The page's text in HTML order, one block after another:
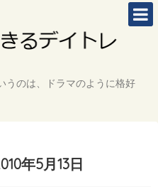
うのは、ドラマのように格好
年5月13日